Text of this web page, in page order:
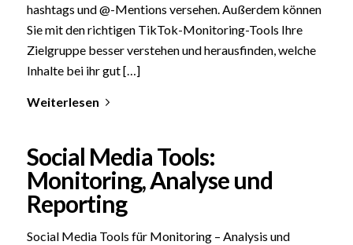
hashtags und @-Mentions versehen. Außerdem können
Sie mit den richtigen TikTok-Monitoring-Tools Ihre
Zielgruppe besser verstehen und herausfinden, welche
Inhalte bei ihr gut […]
Weiterlesen
Social Media Tools:
Monitoring, Analyse und
Reporting
Social Media Tools für Monitoring – Analysis und